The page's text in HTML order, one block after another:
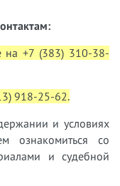
на +7 (383) 310-38-
918-25-62.
и условиях
ознакомиться со
и судебной